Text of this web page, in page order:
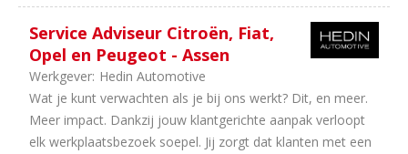
Service Adviseur Citroën, Fiat,
Opel en Peugeot - Assen
Werkgever: Hedin Automotive
Wat je kunt verwachten als je bij ons werkt? Dit, en meer.
Meer impact. Dankzij jouw klantgerichte aanpak verloopt
elk werkplaatsbezoek soepel. Jij zorgt dat klanten met een